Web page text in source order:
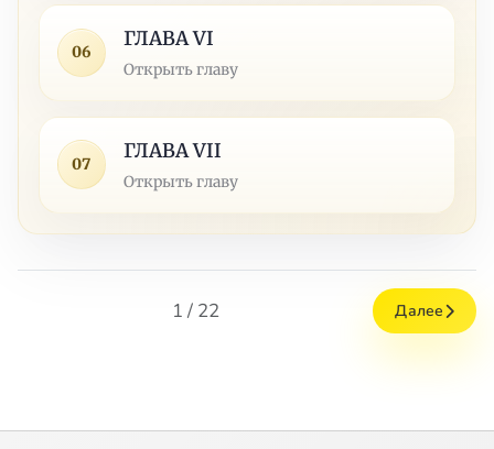
06
ГЛАВА VI
Открыть главу
07
ГЛАВА VII
Открыть главу
1 / 22 Далее